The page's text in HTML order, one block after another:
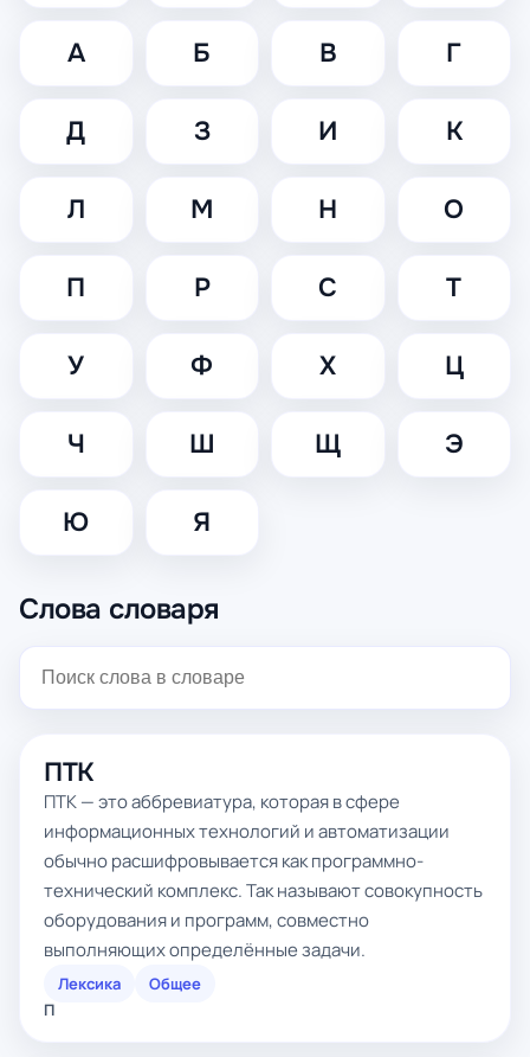
А Б В Г
Д З И К
Л М Н О
П Р С Т
У Ф Х Ц
Ч Ш Щ Э
Ю Я
Слова словаря
ПТК
ПТК — это аббревиатура, которая в сфере
информационных технологий и автоматизации
обычно расшифровывается как программно-
технический комплекс. Так называют совокупность
оборудования и программ, совместно
выполняющих определённые задачи.
Лексика
Общее
П